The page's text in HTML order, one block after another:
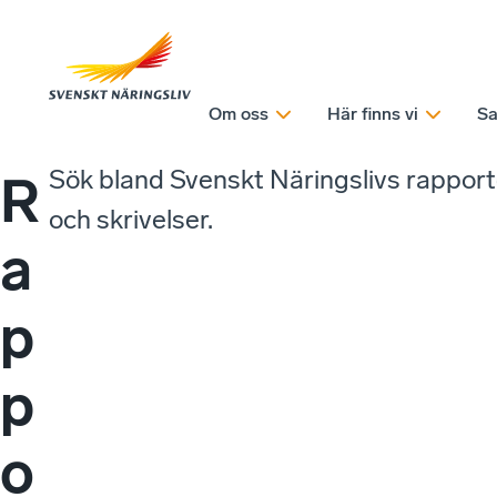
Om oss Här finns vi
R
a
p
p
o
Sök bland Svenskt Näringslivs
och skrivelser.